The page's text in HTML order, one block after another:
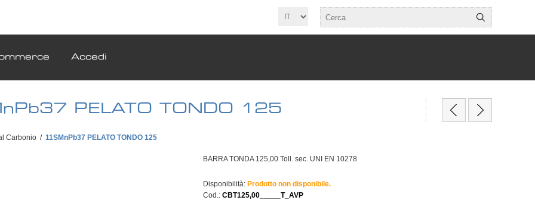
Accedi
PELATO TONDO 125
Carbonio / 11SMnPb37 PELATO TONDO 125
BARRA TONDA 125,00 Toll. sec. UNI EN 10278
Disponibilità: Prodotto non disponibile.
Cod.: CBT125,00_____T_AVP